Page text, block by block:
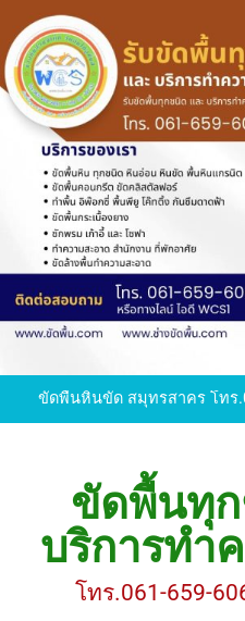
to
content
ขัดพื้นหินขัด
ขัดพื้นหินอ่อน โทร
บทความ :
ขัดพื้นหินขัด สมุทรสาคร โทร
ขัดพื้นหินอ่อน โทร
บทความ :
ขัดพื้นหินขัด สมุทรสาคร โทร
ขัดพื้นทุ
บริการทำ
โทร.061-659-